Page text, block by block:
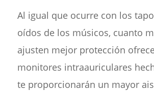
Al igual que ocurre con los
oídos de los músicos, cuanto
ajusten mejor protección
monitores intraauriculares
te proporcionarán un mayor